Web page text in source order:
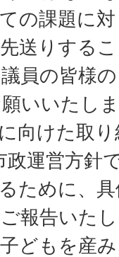
の課題に
送りする
員の皆様
いいたし
向けた取
政運営方針
ために、
報告いた
どもを産